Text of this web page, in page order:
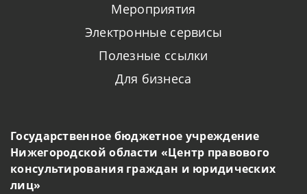
Мероприятия
Электронные сервисы
Полезные ссылки
Для бизнеса
Государственное бюджетное учреждение
Нижегородской области «Центр правового
консультирования граждан и юридических
лиц»